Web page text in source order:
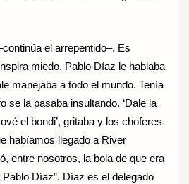
el arrepentido–. Es
miedo. Pablo Díaz le hablaba
manejaba a todo el mundo. Tenía
se la pasaba insultando. ‘Dale la
el bondi’, gritaba y los choferes
habíamos llegado a River
entre nosotros, la bola de que era
Díaz”. Díaz es el delegado